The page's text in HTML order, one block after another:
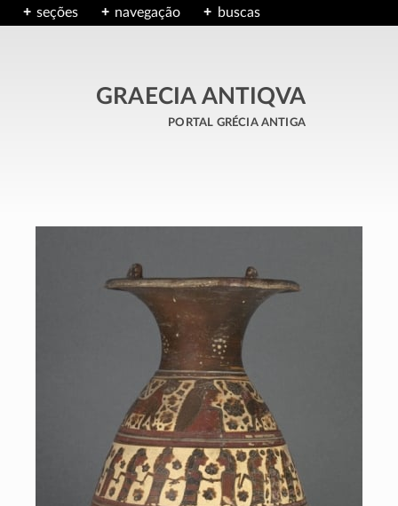
seções navegação buscas
GRAECIA ANTIQVA
portal grécia antiga